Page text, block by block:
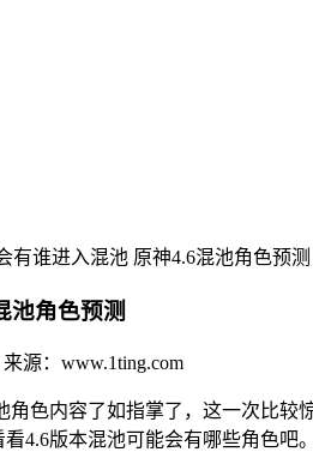
有谁进入混池 原神4.6混池角色预测
池角色预测
来源：www.1ting.com
角色内容了如指掌了，这一次比
4.6版本混池可能会有哪些角色吧。